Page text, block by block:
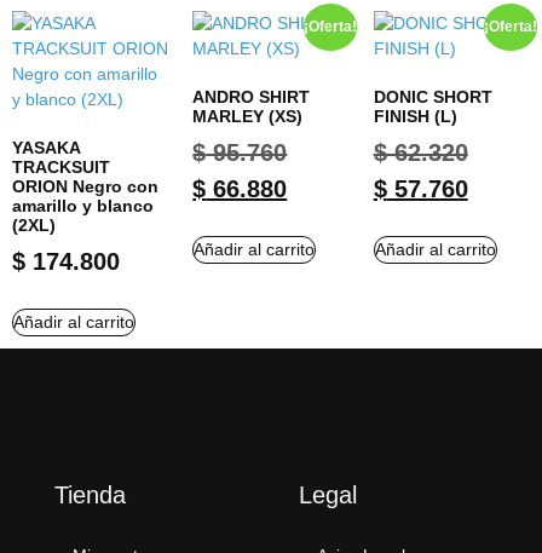
YASAKA
TRACKSUIT
ORION Negro con
amarillo y blanco
(2XL)
$ 174.800
Añadir al carrito
¡Oferta!
ANDRO SHIRT
MARLEY (XS)
$95.760
$ 66.880
Añadir al carrito
¡Oferta!
DONIC SHORT
FINISH (L)
$62.320
$57.760
Añadir al carrito
Tienda Legal